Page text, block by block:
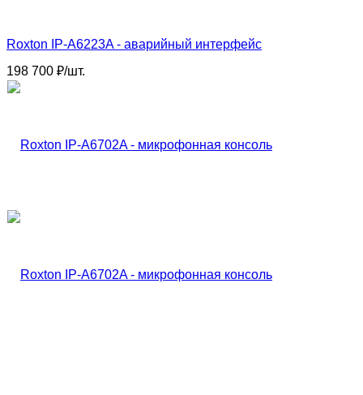
Roxton IP-A6223A - аварийный интерфейс
198 700 ₽/шт.